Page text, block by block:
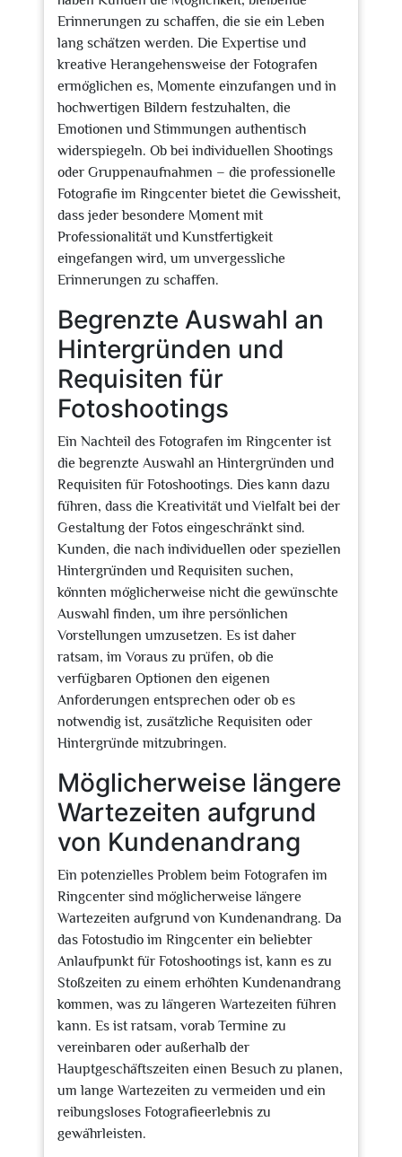
Erinnerungen zu schaffen, die sie ein Leben
lang schätzen werden. Die Expertise und
kreative Herangehensweise der Fotografen
ermöglichen es, Momente einzufangen und in
hochwertigen Bildern festzuhalten, die
Emotionen und Stimmungen authentisch
widerspiegeln. Ob bei individuellen Shootings
oder Gruppenaufnahmen – die professionelle
Fotografie im Ringcenter bietet die Gewissheit,
dass jeder besondere Moment mit
Professionalität und Kunstfertigkeit
eingefangen wird, um unvergessliche
Erinnerungen zu schaffen.
Begrenzte Auswahl an
Hintergründen und
Requisiten für
Fotoshootings
Ein Nachteil des Fotografen im Ringcenter ist
die begrenzte Auswahl an Hintergründen und
Requisiten für Fotoshootings. Dies kann dazu
führen, dass die Kreativität und Vielfalt bei der
Gestaltung der Fotos eingeschränkt sind.
Kunden, die nach individuellen oder speziellen
Hintergründen und Requisiten suchen,
könnten möglicherweise nicht die gewünschte
Auswahl finden, um ihre persönlichen
Vorstellungen umzusetzen. Es ist daher
ratsam, im Voraus zu prüfen, ob die
verfügbaren Optionen den eigenen
Anforderungen entsprechen oder ob es
notwendig ist, zusätzliche Requisiten oder
Hintergründe mitzubringen.
Möglicherweise längere
Wartezeiten aufgrund
von Kundenandrang
Ein potenzielles Problem beim Fotografen im
Ringcenter sind möglicherweise längere
Wartezeiten aufgrund von Kundenandrang. Da
das Fotostudio im Ringcenter ein beliebter
Anlaufpunkt für Fotoshootings ist, kann es zu
Stoßzeiten zu einem erhöhten Kundenandrang
kommen, was zu längeren Wartezeiten führen
kann. Es ist ratsam, vorab Termine zu
vereinbaren oder außerhalb der
Hauptgeschäftszeiten einen Besuch zu planen,
um lange Wartezeiten zu vermeiden und ein
reibungsloses Fotografieerlebnis zu
gewährleisten.